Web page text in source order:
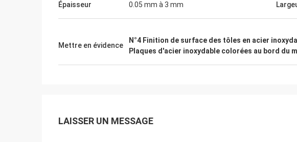
Épaisseur 0.05 mm à 3 mm
Mettre en évidence
N°4 Finition de surface des tôles en acier
Plaques d'acier inoxydable colorées au bord du
LAISSER UN MESSAGE